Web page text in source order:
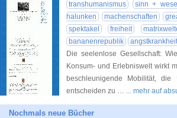
transhumanismus
sinn +
halunken
machenschaften
spektakel
freiheit
bananenrepublik
Die seelenlose Gesellschaft:
Konsum- und Erlebniswelt wirkt
beschleunigende Mobilität,
entscheiden zu … ... mehr auf
Nochmals neue Bücher